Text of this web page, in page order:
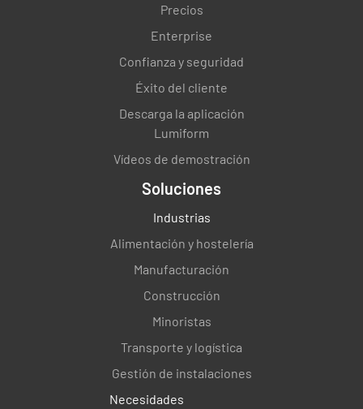
Precios
Enterprise
Confianza y seguridad
Éxito del cliente
Descarga la aplicación
Lumiform
Vídeos de demostración
Soluciones
Industrias
Alimentación y hostelería
Manufacturación
Construcción
Minoristas
Transporte y logística
Gestión de instalaciones
Necesidades